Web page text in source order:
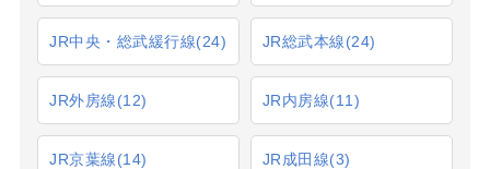
JR中央・総武緩行線(24) JR総武本線(24)
JR外房線(12) JR内房線(11)
JR京葉線(14) JR成田線(3)